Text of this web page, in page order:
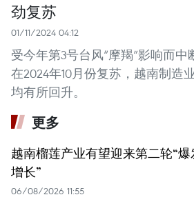
劲复苏
01/11/2024 04:12
受今年第3号台风“摩羯”影响而
在2024年10月份复苏，越南制造
均有所回升。
更多
越南榴莲产业有望迎来第二轮“
增长”
06/08/2026 11:55